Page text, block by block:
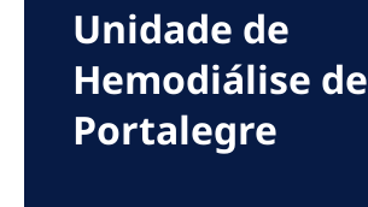
Italy
Netherlands
Poland
Unidade de
Hemodiálise de
Portalegre